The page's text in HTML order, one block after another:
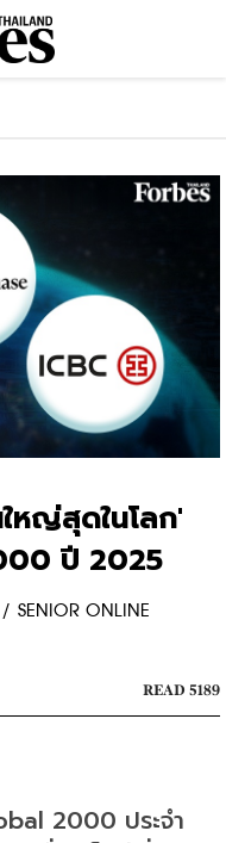
หญ่สุดในโลก'
ปี 2025
ONLINE
READ 5189
2000 ประจำ